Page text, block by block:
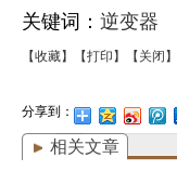
关键词： 逆变器
【收藏】 【打印】 【关闭】
分享到：
相关文章